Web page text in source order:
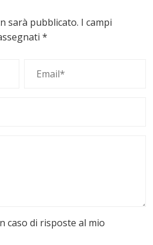
sarà pubblicato. I campi
*
caso di risposte al mio